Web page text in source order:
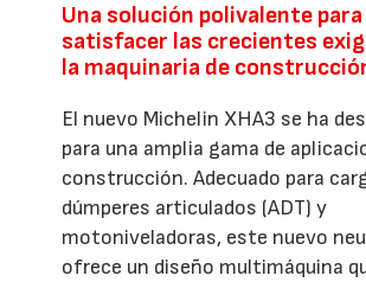
Una solución polivalente para
satisfacer las crecientes
la maquinaria de
El nuevo Michelin XHA3 se ha
para una amplia gama de
construcción. Adecuado para
dúmperes articulados (ADT) y
motoniveladoras, este nuevo
ofrece un diseño multimáquina